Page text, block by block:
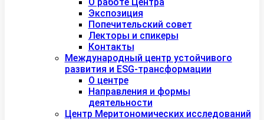
Экспозиция
Попечительский совет
Лекторы и спикеры
Контакты
Международный центр устойчивого
развития и ESG-трансформации
О центре
Направления и формы
деятельности
Центр Меритономических исследований